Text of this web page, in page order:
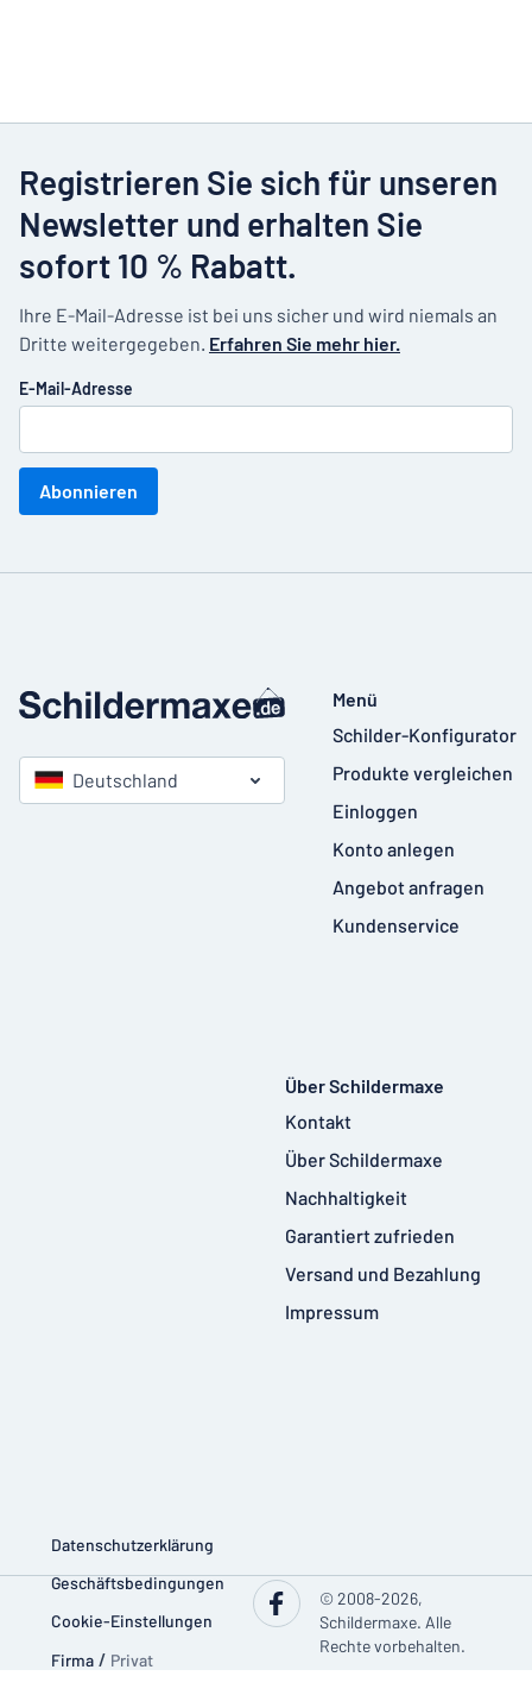
Registrieren Sie sich für unseren
Newsletter und erhalten Sie
sofort 10 % Rabatt.
Ihre E-Mail-Adresse ist bei uns sicher und wird niemals an
Dritte weitergegeben. Erfahren Sie mehr hier.
E-Mail-Adresse
Abonnieren
Deutschland
Menü
Schilder-Konfigurator
Produkte vergleichen
Einloggen
Konto anlegen
Angebot anfragen
Kundenservice
Über Schildermaxe
Kontakt
Über Schildermaxe
Nachhaltigkeit
Garantiert zufrieden
Versand und Bezahlung
Impressum
Datenschutzerklärung
Geschäftsbedingungen
Cookie-Einstellungen
Firma / Privat
© 2008-2026,
Schildermaxe. Alle
Rechte vorbehalten.